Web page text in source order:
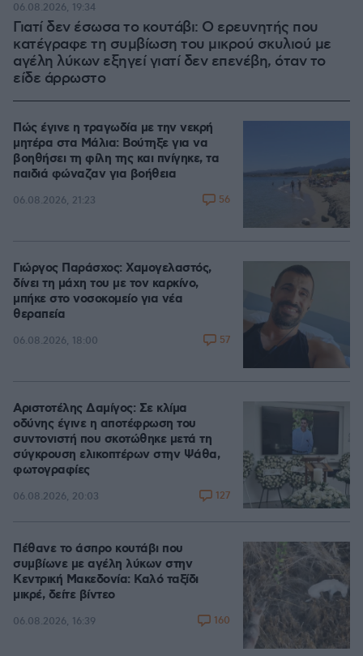
Γιατί δεν έσωσα το κουτάβι: Ο ερευνητής που
κατέγραφε τη συμβίωση του μικρού σκυλιού με
αγέλη λύκων εξηγεί γιατί δεν επενέβη, όταν το
είδε άρρωστο
06.08.2026, 19:34
Πώς έγινε η τραγωδία με την νεκρή
μητέρα στα Μάλια: Βούτηξε για να
βοηθήσει τη φίλη της και πνίγηκε, τα
παιδιά φώναζαν για βοήθεια
06.08.2026, 21:23 56
Γιώργος Παράσχος: Χαμογελαστός,
δίνει τη μάχη του με τον καρκίνο,
μπήκε στο νοσοκομείο για νέα
θεραπεία
06.08.2026, 18:00 57
Αριστοτέλης Δαμίγος: Σε κλίμα
οδύνης έγινε η αποτέφρωση του
συντονιστή που σκοτώθηκε μετά τη
σύγκρουση ελικοπτέρων στην Ψάθα,
φωτογραφίες
06.08.2026, 20:03 127
Πέθανε το άσπρο κουτάβι που
συμβίωνε με αγέλη λύκων στην
Κεντρική Μακεδονία: Καλό ταξίδι
μικρέ, δείτε βίντεο
06.08.2026, 16:39 160